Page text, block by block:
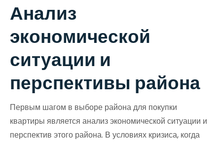
Анализ
экономической
ситуации и
перспективы района
Первым шагом в выборе района для покупки
квартиры является анализ экономической ситуации и
перспектив этого района. В условиях кризиса, когда